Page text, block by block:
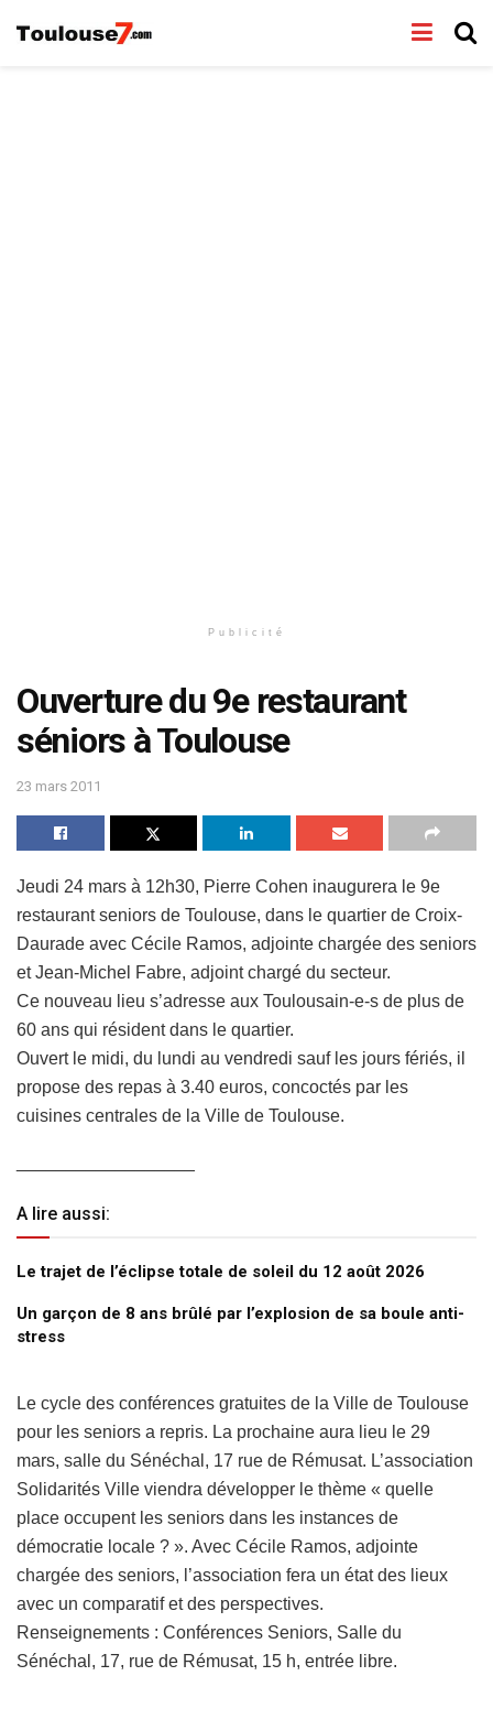
Publicité
Ouverture du 9e restaurant
séniors à Toulouse
23 mars 2011
Jeudi 24 mars à 12h30, Pierre Cohen inaugurera le 9e
restaurant seniors de Toulouse, dans le quartier de Croix-
Daurade avec Cécile Ramos, adjointe chargée des seniors
et Jean-Michel Fabre, adjoint chargé du secteur.
Ce nouveau lieu s’adresse aux Toulousain-e-s de plus de
60 ans qui résident dans le quartier.
Ouvert le midi, du lundi au vendredi sauf les jours fériés, il
propose des repas à 3.40 euros, concoctés par les
cuisines centrales de la Ville de Toulouse.
A lire aussi:
Le trajet de l’éclipse totale de soleil du 12 août 2026
Un garçon de 8 ans brûlé par l’explosion de sa boule anti-
stress
Le cycle des conférences gratuites de la Ville de Toulouse
pour les seniors a repris. La prochaine aura lieu le 29
mars, salle du Sénéchal, 17 rue de Rémusat. L’association
Solidarités Ville viendra développer le thème « quelle
place occupent les seniors dans les instances de
démocratie locale ? ». Avec Cécile Ramos, adjointe
chargée des seniors, l’association fera un état des lieux
avec un comparatif et des perspectives.
Renseignements : Conférences Seniors, Salle du
Sénéchal, 17, rue de Rémusat, 15 h, entrée libre.